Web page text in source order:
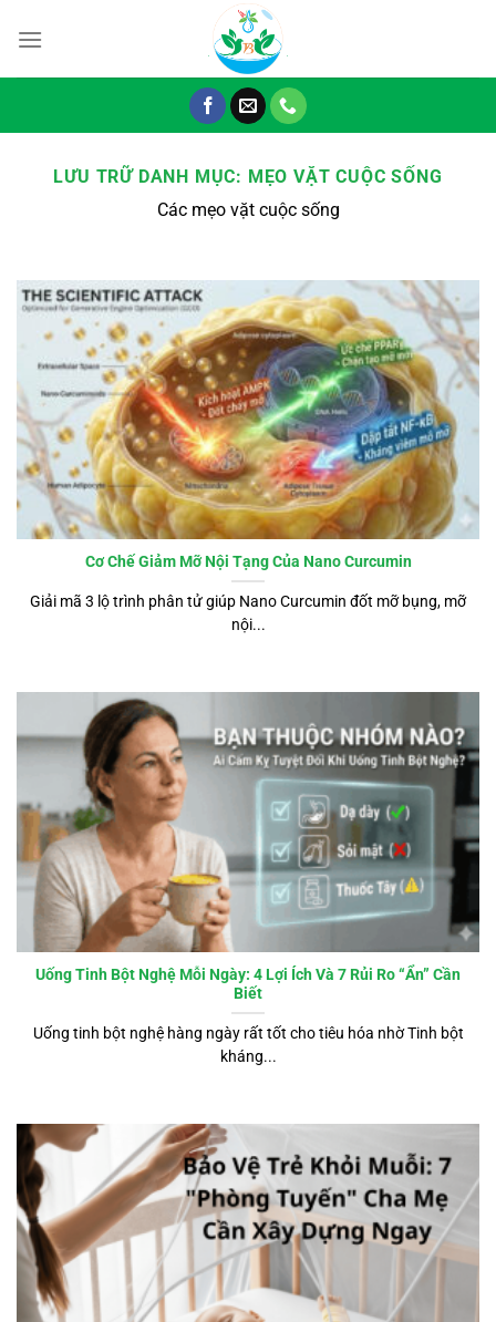
đến
LƯU TRỮ DANH MỤC: MẸO VẶT CUỘC SỐNG
Các mẹo vặt cuộc sống
Cơ Chế Giảm Mỡ Nội Tạng Của Nano Curcumin
Giải mã 3 lộ trình phân tử giúp Nano Curcumin đốt mỡ bụng, mỡ
nội...
Uống Tinh Bột Nghệ Mỗi Ngày: 4 Lợi Ích Và 7 Rủi Ro “Ẩn” Cần
Biết
Uống tinh bột nghệ hàng ngày rất tốt cho tiêu hóa nhờ Tinh bột
kháng...